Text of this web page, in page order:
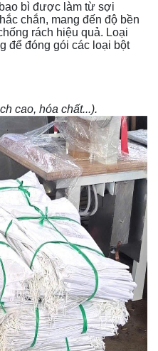
bì được làm từ sợi
chắn, mang đến độ bền
rách hiệu quả. Loại
để đóng gói các loại bột
cao, hóa chất...).